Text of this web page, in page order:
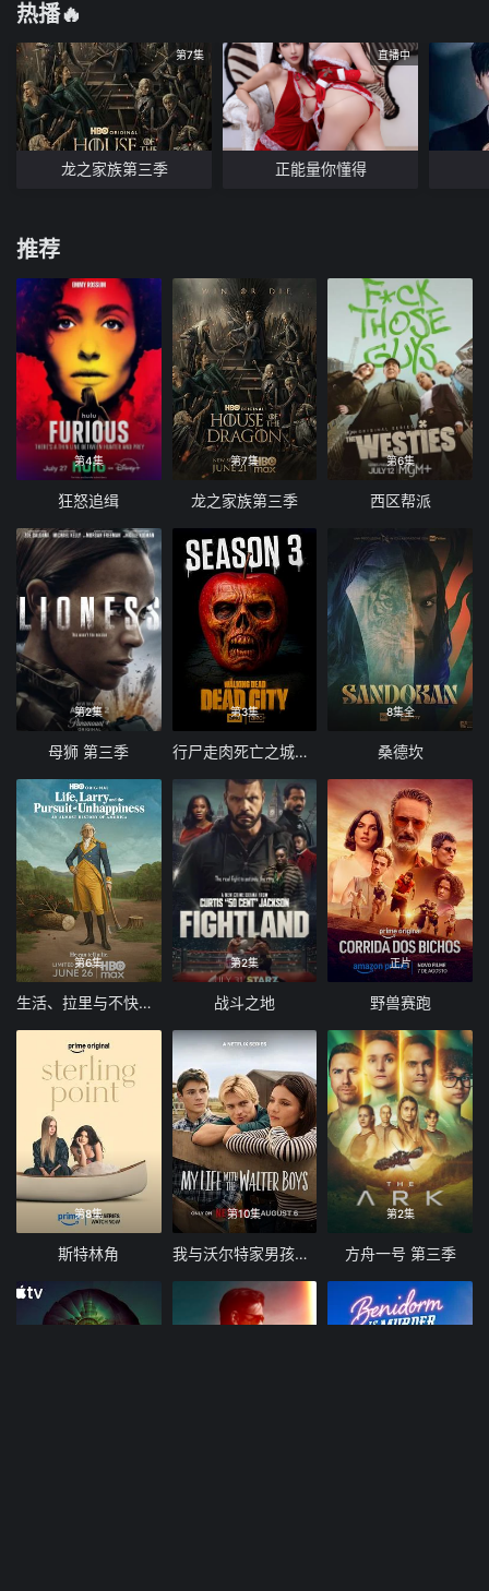
热播🔥
第7集
龙之家族第三季
直播中
正能量你懂得
推荐
第4集
狂怒追缉
第7集
龙之家族第三季
第6集
西区帮派
第2集
母狮 第三季
第3集
行尸走肉死亡之城第三季
8集全
桑德坎
第6集
生活、拉里与不快乐的追求：一部美国史
第2集
战斗之地
正片
野兽赛跑
第8集
斯特林角
第10集
我与沃尔特家男孩的生活 第三季
第2集
方舟一号 第三季